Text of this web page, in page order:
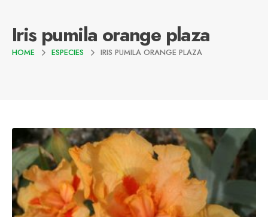
Iris pumila orange plaza
HOME ESPECIES IRIS PUMILA ORANGE PLAZA